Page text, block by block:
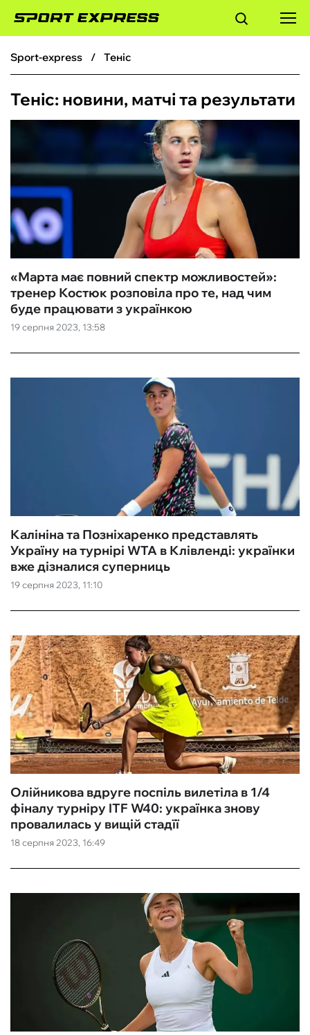
ФУТБОЛ
ХОКЕЙ
ТЕНІС
КІБЕРСПОРТ
ЧС-2026
ФУТЗАЛ
ІНШІ
sport-express Теніс
Теніс: новини, матчі та результати
19 серпня 2023, 13:58
«Марта має повний спектр можливостей»:
тренер Костюк розповіла про те, над чим
буде працювати з українкою
19 серпня 2023, 11:10
Калініна та Позніхаренко представлять
Україну на турнірі WTA в Клівленді: українки
вже дізналися суперниць
18 серпня 2023, 16:49
Олійникова вдруге поспіль вилетіла в 1/4
фіналу турніру ITF W40: українка знову
провалилась у вищій стадїї